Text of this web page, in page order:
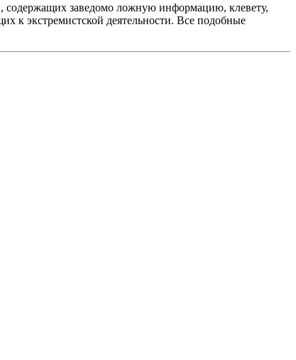
заведомо ложную информацию, клевету,
к экстремистской деятельности. Все подобные